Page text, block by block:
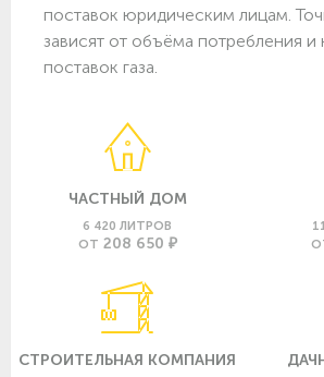
поставок юридическим лицам.
зависят от объёма потребления и
поставок газа.
ЧАСТНЫЙ ДОМ
6 420 ЛИТРОВ
ОТ 208 650 ₽
СТРОИТЕЛЬНАЯ КОМПАНИЯ